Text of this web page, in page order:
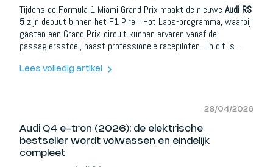
Tijdens de Formula 1 Miami Grand Prix maakt de nieuwe Audi RS
5 zijn debuut binnen het F1 Pirelli Hot Laps-programma, waarbij
gasten een Grand Prix-circuit kunnen ervaren vanaf de
passagiersstoel, naast professionele racepiloten. En dit is
Audi dat één van zijn belangrijkste nieuwe performancewagens
Lees volledig artikel
28/04/2026
Audi Q4 e-tron (2026): de elektrische
bestseller wordt volwassen en eindelijk
compleet